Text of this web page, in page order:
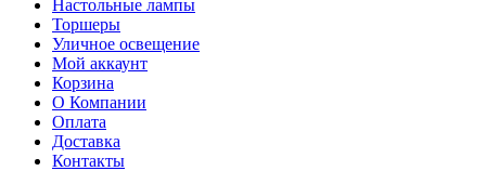
Настольные лампы
Торшеры
Уличное освещение
Мой аккаунт
Корзина
О Компании
Оплата
Доставка
Контакты